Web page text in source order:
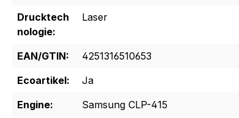
Drucktech
nologie:
Laser
EAN/GTIN:
4251316510653
Ecoartikel:
Ja
Engine:
Samsung CLP-415